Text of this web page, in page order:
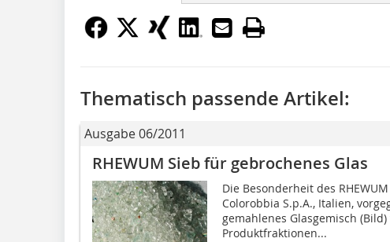
Thematisch passende Artikel:
Ausgabe 06/2011
RHEWUM Sieb für gebrochenes Glas
Die Besonderheit des
Colorobbia S.p.A., Italien,
gemahlenes Glasgemisch
Produktfraktionen...